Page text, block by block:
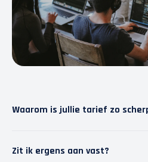
Waarom is jullie tarief zo
te automatiseren, besparen
Zit ik ergens aan vast?